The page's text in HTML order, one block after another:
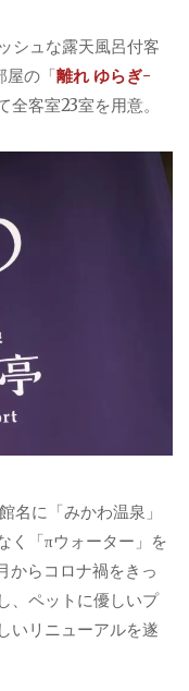
シュな露天風呂付客
屋の「離れ ゆらぎ-
全客室23室を用意。
名に「みかわ温泉」
く「πウォーター」を
からコロナ禍をきっ
、ペットに優しいプ
いリニューアルを遂